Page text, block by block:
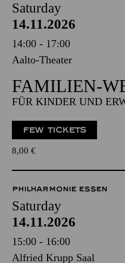
Saturday
14.11.2026
14:00 - 17:00
Aalto-Theater
FAMILIEN-
FÜR KINDER UND
FEW TICKETS
8,00 €
PHILHARMONIE ESSEN
Saturday
14.11.2026
15:00 - 16:00
Alfried Krupp Saal